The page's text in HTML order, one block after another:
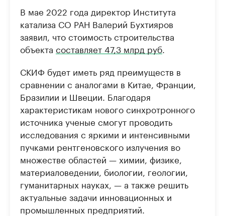
В мае 2022 года директор Института
катализа СО РАН Валерий Бухтияров
заявил, что стоимость строительства
объекта составляет 47,3 млрд руб
СКИФ будет иметь ряд преимуществ в
сравнении с аналогами в Китае, Франции,
Бразилии и Швеции. Благодаря
характеристикам нового синхротронного
источника ученые смогут проводить
исследования с яркими и интенсивными
пучками рентгеновского излучения во
множестве областей — химии, физике,
материаловедении, биологии, геологии,
гуманитарных науках, — а также решить
актуальные задачи инновационных и
промышленных предприятий.